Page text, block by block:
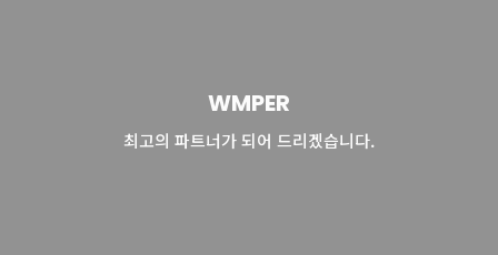
WMPER
최고의 파트너가 되어 드리겠습니다.